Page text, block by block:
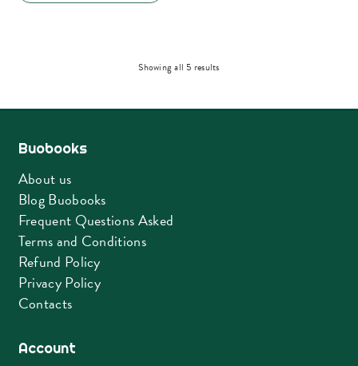
Showing all 5 resultsSorted
Buobooks
About us
Blog Buobooks
Frequent Questions Asked
Terms and Conditions
Refund Policy
Privacy Policy
Contacts
Account